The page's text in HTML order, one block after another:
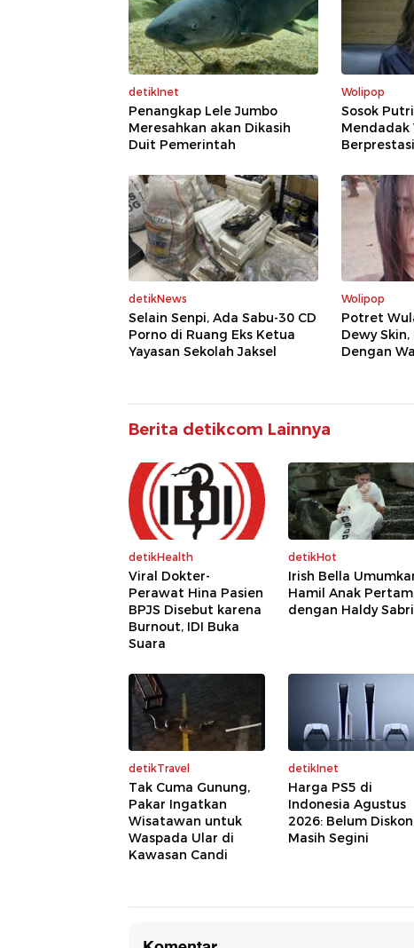
detikInet
Penangkap Lele Jumbo
Meresahkan akan Dikasih
Duit Pemerintah
Wolipop
Sosok
Mendadak
Berprestasi
detikNews
Selain Senpi, Ada Sabu-30 CD
Porno di Ruang Eks Ketua
Yayasan Sekolah Jaksel
Wolipop
Potret
Dewy
Dengan
Berita detikcom Lainnya
detikHealth
Viral Dokter-
Perawat Hina Pasien
BPJS Disebut karena
Burnout, IDI Buka
Suara
detikHot
Irish Bella
Hamil Anak
dengan Haldy Sabri
detikTravel
Tak Cuma Gunung,
Pakar Ingatkan
Wisatawan untuk
Waspada Ular di
Kawasan Candi
detikInet
Harga PS5 di
Indonesia Agustus
2026: Belum
Masih Segini